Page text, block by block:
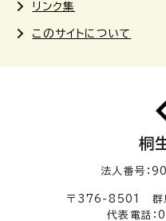
リンク集
このサイトについて
桐
法人番号
〒376-8501 群馬
代表電話